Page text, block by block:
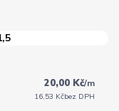
20,00 Kč/m
16,53 Kčbez DPH